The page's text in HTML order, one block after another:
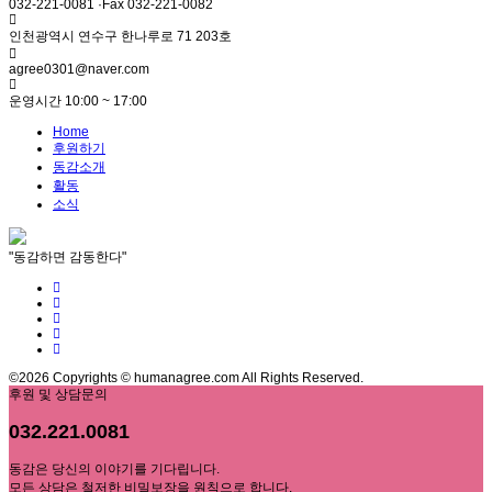
032-221-0081 ·Fax 032-221-0082
인천광역시 연수구 한나루로 71 203호
agree0301@naver.com
운영시간 10:00 ~ 17:00
Home
후원하기
동감소개
활동
소식
"동감하면 감동한다"
©2026 Copyrights © humanagree.com All Rights Reserved.
후원 및 상담문의
032.221.0081
동감은 당신의 이야기를 기다립니다.
모든 상담은 철저한 비밀보장을 원칙으로 합니다.